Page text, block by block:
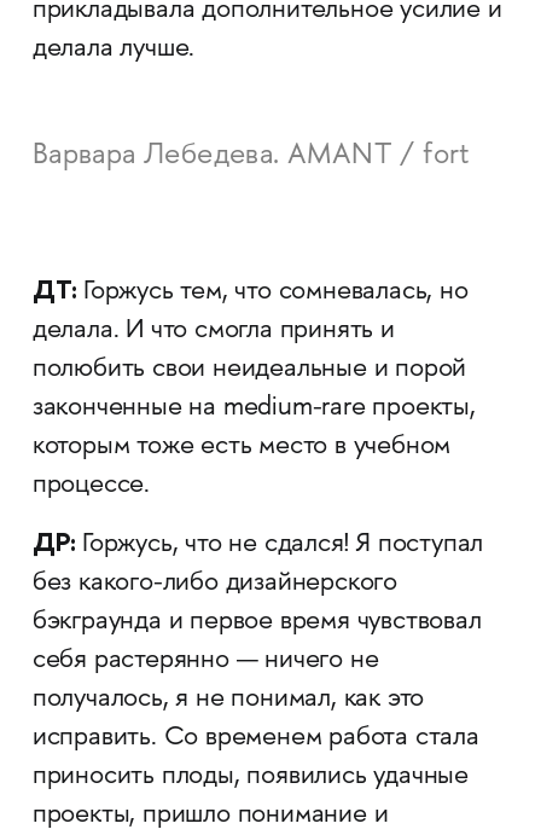
прикладывала дополнительное усилие и
делала лучше.
Варвара Лебедева. AMANT / fort
ДТ: Горжусь тем, что сомневалась, но
делала. И что смогла принять и
полюбить свои неидеальные и порой
законченные на medium-rare проекты,
которым тоже есть место в учебном
процессе.
ДР: Горжусь, что не сдался! Я поступал
без какого-либо дизайнерского
бэкграунда и первое время чувствовал
себя растерянно — ничего не
получалось, я не понимал, как это
исправить. Со временем работа стала
приносить плоды, появились удачные
проекты, пришло понимание и